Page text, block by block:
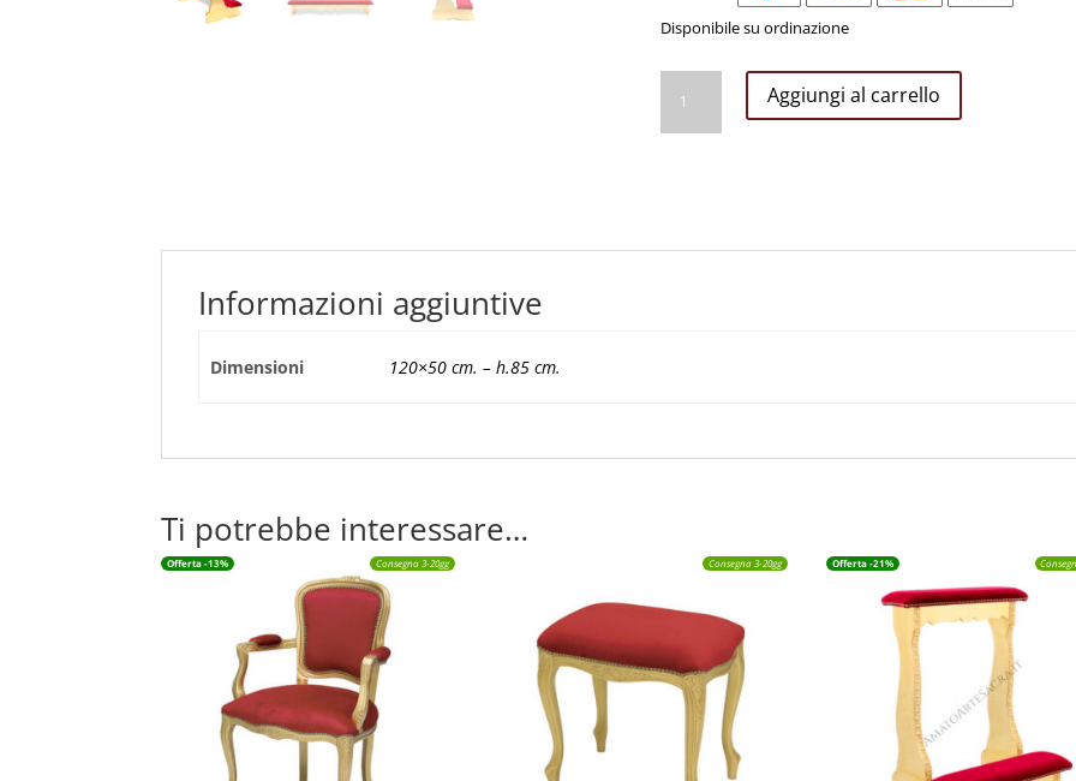
Disponibile su ordinazione
Inginocchiatoio
Sposi
Dorato
Velluto
Aggiungi al carrello
Informazioni aggiuntive
Dimensioni 120×50 cm. – h.85 cm.
Ti potrebbe interessare…
Offerta -13% Consegna 3-20gg Consegna 3-20gg Offerta -21%